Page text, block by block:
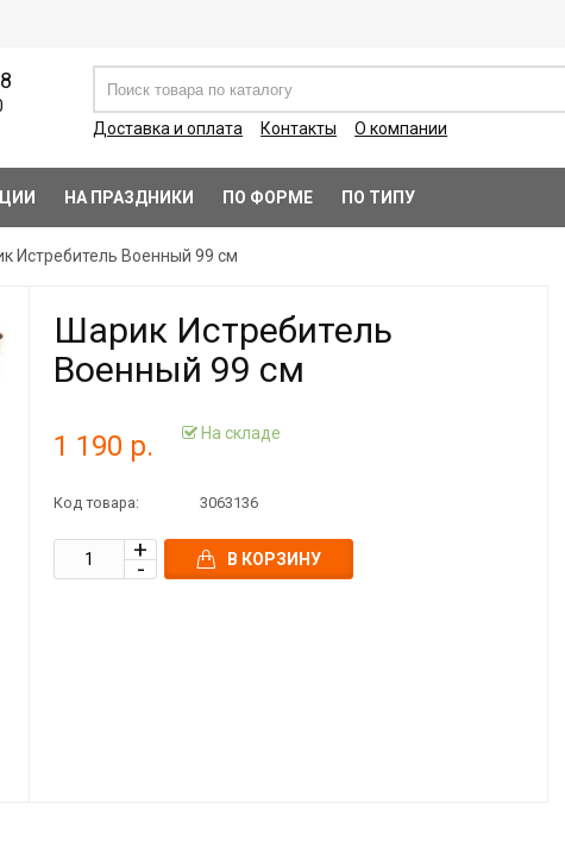
Доставка и оплата Контакты О компании
НА ПРАЗДНИКИ ПО ФОРМЕ ПО ТИПУ
Истребитель Военный 99 см
Шарик Истребитель
Военный 99 см
1 190 р. На складе
Код товара: 3063136
В КОРЗИНУ